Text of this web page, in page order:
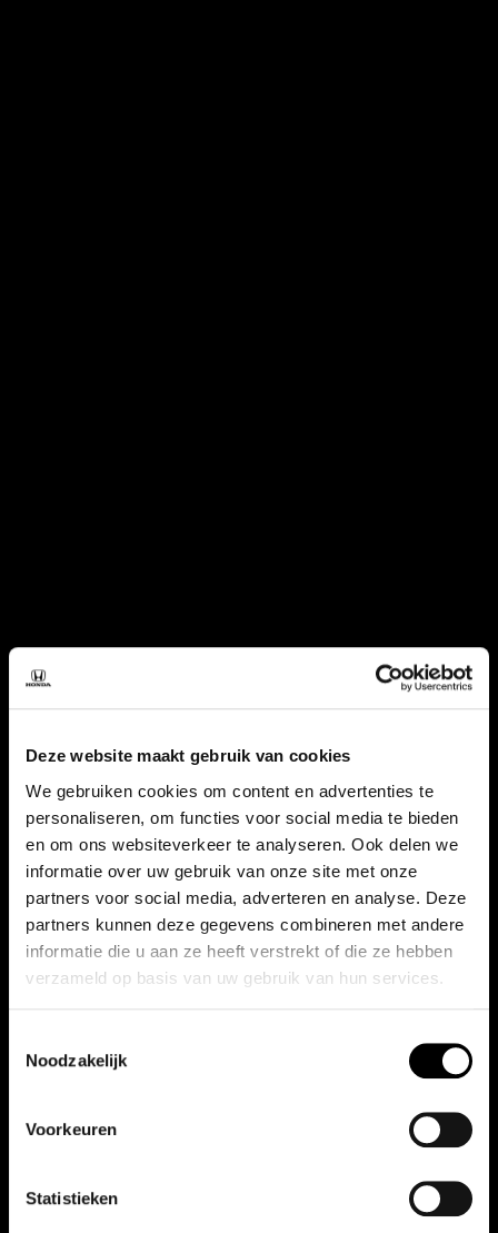
Deze website maakt gebruik van cookies
We gebruiken cookies om content en advertenties te
personaliseren, om functies voor social media te bieden
en om ons websiteverkeer te analyseren. Ook delen we
informatie over uw gebruik van onze site met onze
partners voor social media, adverteren en analyse. Deze
partners kunnen deze gegevens combineren met andere
informatie die u aan ze heeft verstrekt of die ze hebben
verzameld op basis van uw gebruik van hun services.
Noodzakelijk
Voorkeuren
Statistieken
Vergelijkbare auto's